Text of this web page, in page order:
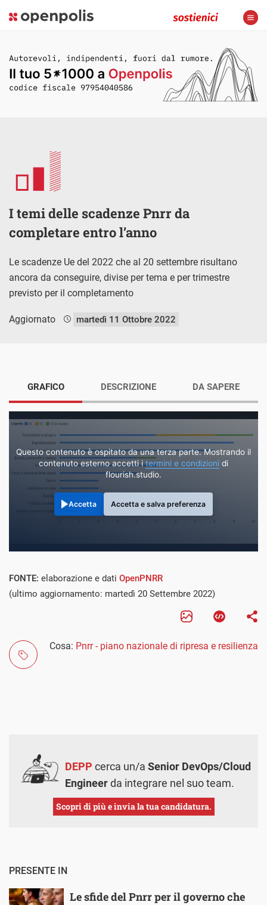
I temi delle scadenze Pnrr da
completare entro l’anno
Le scadenze Ue del 2022 che al 20 settembre risultano
ancora da conseguire, divise per tema e per trimestre
previsto per il completamento
Aggiornato martedì 11 Ottobre 2022
GRAFICO
Questo contenuto è ospitato da una terza parte. Mostrando il
contenuto esterno accetti itermini e condizioni di
flourish.studio.
Accetta Accetta e salva preferenza
DESCRIZIONE DA SAPERE
FONTE: elaborazione e dati OpenPNRR
(ultimo aggiornamento: martedì 20 Settembre 2022)
Cosa: Pnrr - piano nazionale di ripresa e resilienza
DEPP cerca un/a Senior DevOps/Cloud
Engineerda integrare nel suo team.
Scopri di più e invia la tua candidatura.
PRESENTE IN
Le sfide del Pnrr per il governo che